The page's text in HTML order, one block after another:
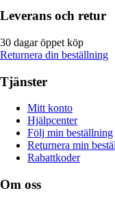
Leverans och retur
30 dagar öppet köp
Returnera din beställning
Tjänster
Mitt konto
Hjälpcenter
Följ min beställning
Returnera min
Rabattkoder
Om oss